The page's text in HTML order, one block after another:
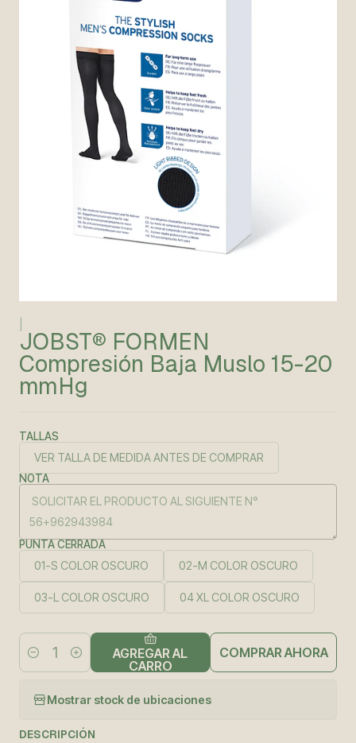
JOBST® FORMEN
Compresión Baja Muslo 15-20
mmHg
TALLAS
VER TALLA DE MEDIDA ANTES DE COMPRAR
NOTA
PUNTA CERRADA
01-S COLOR OSCURO 02-M COLOR OSCURO
03-L COLOR OSCURO 04 XL COLOR OSCURO
Cantidad
AGREGAR AL
CARRO
COMPRAR AHORA
Mostrar stock de ubicaciones
DESCRIPCIÓN